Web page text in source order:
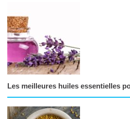
Les meilleures huiles essentielles